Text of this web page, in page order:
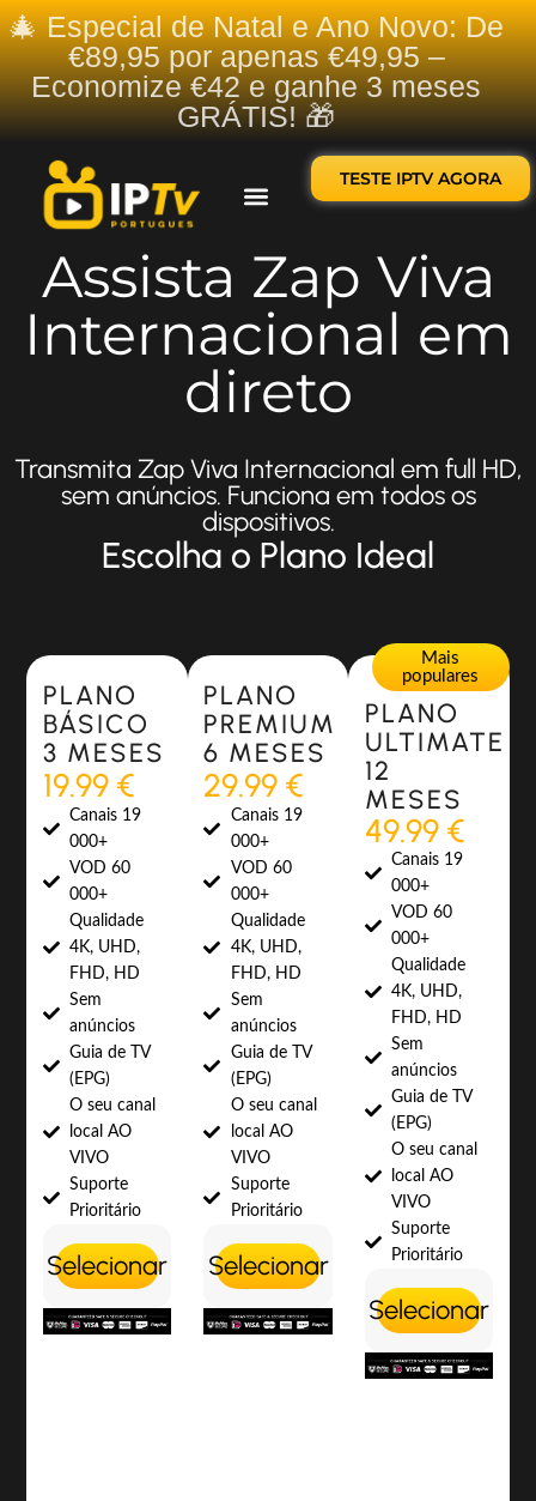
🎄 Especial de Natal e Ano Novo: De
€89,95 por apenas €49,95 –
Economize €42 e ganhe 3 meses
GRÁTIS! 🎁
TESTE IPTV AGORA
Assista Zap Viva
Internacional em
direto
Transmita Zap Viva Internacional em full HD,
sem anúncios. Funciona em todos os
dispositivos.
Escolha o Plano Ideal
Most Popular
PLANO
BÁSICO
3 MESES
19.99 €
Canais 19
000+
VOD 60
000+
Qualidade
4K, UHD,
FHD, HD
Sem
anúncios
Guia de TV
(EPG)
O seu canal
local AO
VIVO
Suporte
Prioritário
Selecionar
Most Popular
PLANO
PREMIUM
6 MESES
29.99 €
Canais 19
000+
VOD 60
000+
Qualidade
4K, UHD,
FHD, HD
Sem
anúncios
Guia de TV
(EPG)
O seu canal
local AO
VIVO
Suporte
Prioritário
Selecionar
Mais
populares
PLANO
ULTIMATE
12
MESES
49.99 €
Canais 19
000+
VOD 60
000+
Qualidade
4K, UHD,
FHD, HD
Sem
anúncios
Guia de TV
(EPG)
O seu canal
local AO
VIVO
Suporte
Prioritário
Selecionar